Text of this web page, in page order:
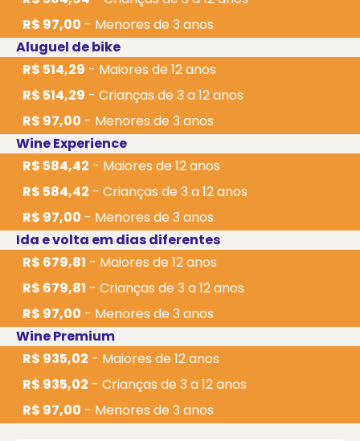
Bastião de São Pedro, a Basílica do Santíssimo
Sacramento e a Rua de los Suspiros.
Após o passeio, você terá tempo livre para explorar
a cidade por conta própria. Colônia del
Sacramento é um local pequeno e de fácil
circulação durante o dia, permitindo que você crie
seu próprio roteiro e aproveite os encantos desse
lugar.
🚌Dica sobre o deslocamento em Colônia:
Ao fechar qualquer um de nossos pacotes, você
tem direito aoBus Urbano gratuito
Basta apresentar o seu ticket do ferry para
embarcar.
📍Onde ele passa?
parando no Porto, no centro histórico (Casa
Lahusen), na famosa Plaza de Toros, Finca del
Sacramento, letreiro de Colonia e no Shopping.
R$ 97,00 - Menores de 3 anos
Aluguel de bike
R$ 514,29 - Maiores de 12 anos
R$ 514,29 - Crianças de 3 a 12 anos
R$ 97,00 - Menores de 3 anos
Wine Experience
R$ 584,42 - Maiores de 12 anos
R$ 584,42 - Crianças de 3 a 12 anos
R$ 97,00 - Menores de 3 anos
Ida e volta em dias diferentes
R$ 679,81 - Maiores de 12 anos
R$ 679,81 - Crianças de 3 a 12 anos
R$ 97,00 - Menores de 3 anos
Wine Premium
R$ 935,02 - Maiores de 12 anos
R$ 935,02 - Crianças de 3 a 12 anos
R$ 97,00 - Menores de 3 anos